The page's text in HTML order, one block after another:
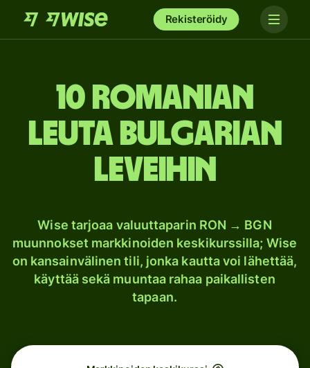
Rekisteröidy
10 Romanian
leuta Bulgarian
leveihin
Wise tarjoaa valuuttaparin RON → BGN
muunnokset markkinoiden keskikurssilla; Wise
on kansainvälinen tili, jonka kautta voi lähettää,
käyttää sekä muuntaa rahaa paikallisten
tapaan.